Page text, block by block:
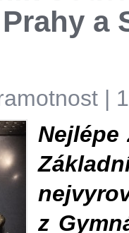
|
Nejlépe
z